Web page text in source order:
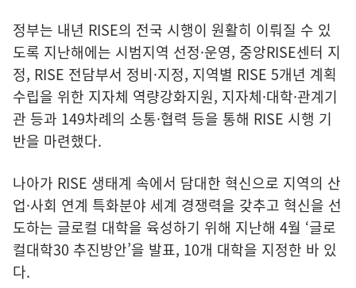
정부는 내년 RISE의 전국 시행이 원활히 이뤄질 수 있
도록 지난해에는 시범지역 선정·운영, 중앙RISE센터 지
정, RISE 전담부서 정비·지정, 지역별 RISE 5개년 계획
수립을 위한 지자체 역량강화지원, 지자체·대학·관계기
관 등과 149차례의 소통·협력 등을 통해 RISE 시행 기
반을 마련했다.
나아가 RISE 생태계 속에서 담대한 혁신으로 지역의 산
업·사회 연계 특화분야 세계 경쟁력을 갖추고 혁신을 선
도하는 글로컬 대학을 육성하기 위해 지난해 4월 ‘글로
컬대학30 추진방안’을 발표, 10개 대학을 지정한 바 있
다.